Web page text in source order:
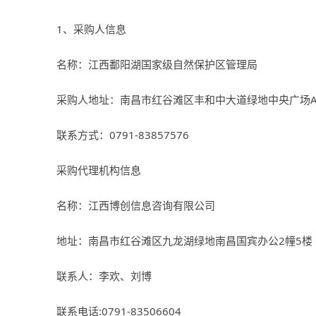
1、采购人信息
名称：江西鄱阳湖国家级自然保护区管理局
采购人地址：南昌市红谷滩区丰和中大道绿地中央广场
联系方式： 0791-83857576
采购代理机构信息
名称：江西博创信息咨询有限公司
地址：南昌市红谷滩区九龙湖绿地南昌国宾办公2幢5楼
联系人：李欢、刘博
联系电话:0791-83506604